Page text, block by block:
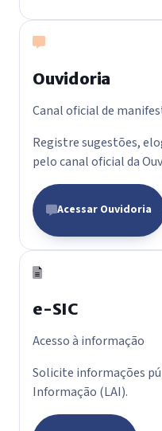
Ouvidoria
Canal oficial de
Registre sugestões,
pelo canal oficial da
Acessar Ouvidoria
e-SIC
Acesso à informação
Solicite informações
Informação (LAI).